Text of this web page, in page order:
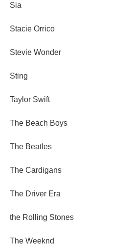
Sia
Stacie Orrico
Stevie Wonder
Sting
Taylor Swift
The Beach Boys
The Beatles
The Cardigans
The Driver Era
the Rolling Stones
The Weeknd